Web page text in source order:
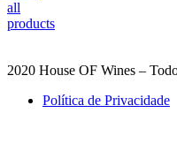
all
products
2020 House OF Wines –
Política de Privacidade